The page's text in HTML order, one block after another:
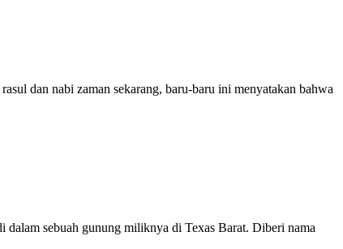
dan nabi zaman sekarang, baru-baru ini menyatakan bahwa
sebuah gunung miliknya di Texas Barat. Diberi nama